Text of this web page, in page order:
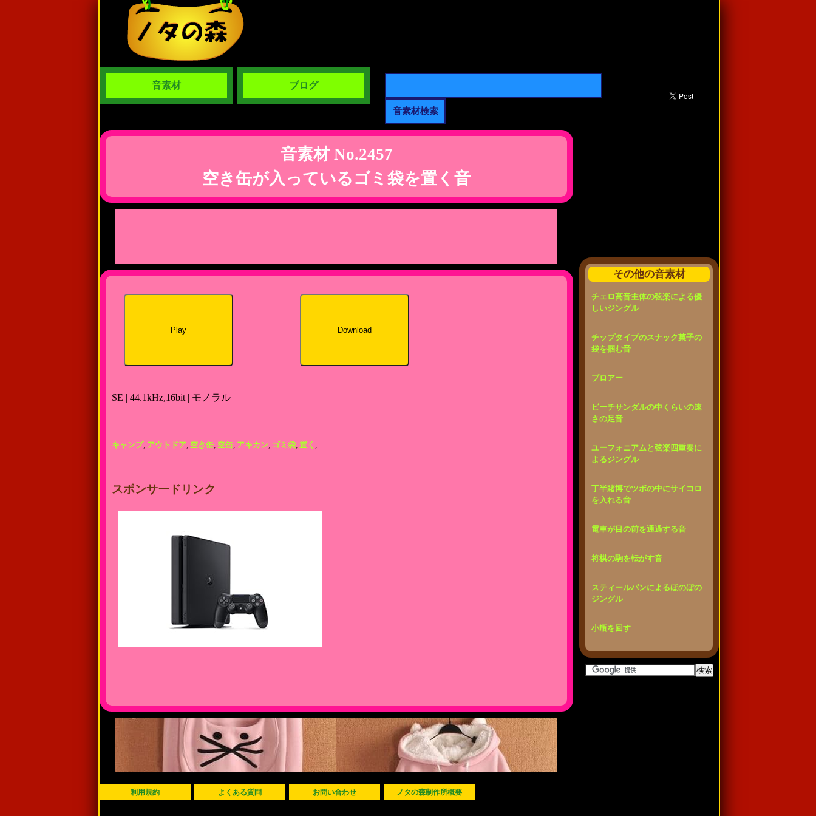
音素材 ブログ
音素材 No.2457
空き缶が入っているゴミ袋を置く音
Play Download
SE | 44.1kHz,16bit | モノラル |
キャンプ, アウトドア, 空き缶, 空缶, アキカン, ゴミ袋, 置く ,
スポンサードリンク
その他の音素材
チェロ高音主体の弦楽による優
しいジングル
チップタイプのスナック菓子の
袋を掴む音
ブロアー
ビーチサンダルの中くらいの速
さの足音
ユーフォニアムと弦楽四重奏に
よるジングル
丁半賭博でツボの中にサイコロ
を入れる音
電車が目の前を通過する音
将棋の駒を転がす音
スティールパンによるほのぼの
ジングル
小瓶を回す
利用規約 よくある質問 お問い合わせ ノタの森制作所概要